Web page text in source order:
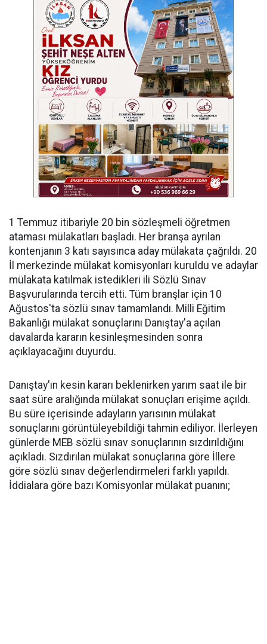
1 Temmuz itibariyle 20 bin sözleşmeli öğretmen
ataması mülakatları başladı. Her branşa ayrılan
kontenjanın 3 katı sayısınca aday mülakata çağrıldı. 20
İl merkezinde mülakat komisyonları kuruldu ve adaylar
mülakata katılmak istedikleri ili Sözlü Sınav
Başvurularında tercih etti. Tüm branşlar için 10
Ağustos'ta sözlü sınav tamamlandı. Milli Eğitim
Bakanlığı mülakat sonuçlarını Danıştay'a açılan
davalarda kararın kesinleşmesinden sonra
açıklayacağını duyurdu.
Danıştay'ın kesin kararı beklenirken yarım saat ile bir
saat süre aralığında mülakat sonuçları erişime açıldı.
Bu süre içerisinde adayların yarısının mülakat
sonuçlarını görüntüleyebildiği tahmin ediliyor. İlerleyen
günlerde MEB sözlü sınav sonuçlarının sızdırıldığını
açıkladı. Sızdırılan mülakat sonuçlarına göre İllere
göre sözlü sınav değerlendirmeleri farklı yapıldı.
İddialara göre bazı Komisyonlar mülakat puanını;